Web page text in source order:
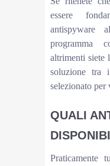
essere
antispyware
programma
altrimenti siete
soluzione tra
selezionato per
QUALI
Praticamente